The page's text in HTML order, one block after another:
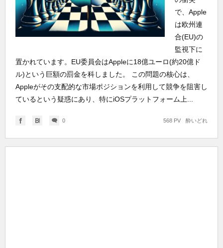
で、Apple
は欧州連
合(EU)の
監視下に
置かれています。EU委員会はAppleに18億ユーロ(約20億ド
ル)という巨額の罰金を科しました。 この問題の核心は、
Appleがその支配的な市場ポジションを利用して競争を阻害し
ているという疑惑にあり、特にiOSプラットフォーム上...
0 酔いどれ
568 PV